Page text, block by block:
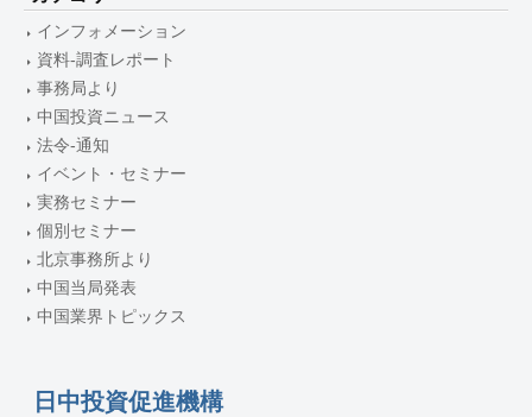
インフォメーション
資料-調査レポート
事務局より
中国投資ニュース
法令-通知
イベント・セミナー
実務セミナー
個別セミナー
北京事務所より
中国当局発表
中国業界トピックス
日中投資促進機構